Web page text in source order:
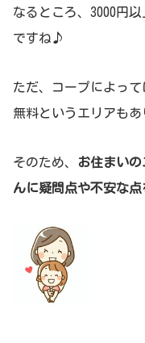
なるところ、3000円
ですね♪
ただ、コープによっ
無料というエリアもあ
そのため、 お住まい
んに疑問点や不安な